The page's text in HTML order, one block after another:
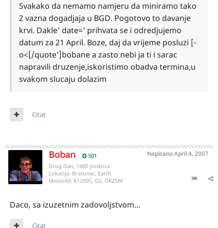
Svakako da nemamo namjeru da miniramo tako
2 vazna dogadjaja u BGD. Pogotovo to davanje
krvi. Dakle' date=' prihvata se i odredjujemo
datum za 21 April. Boze, daj da vrijeme posluzi [-
o<[/quote']bobane a zasto nebi ja ti i sarac
napravili druzenje,iskoristimo obadva termina,u
svakom slucaju dolazim
Citat
Boban 501 NapisanoApril 4, 2007
Drug član, 1480 postova
Lokacija: Bratunac, Earth
Motocikl: R1200C, GS, DRZSM
Daco, sa izuzetnim zadovoljstvom...
Citat